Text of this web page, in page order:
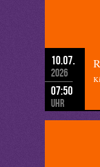
10.07.
2026
07:50
Uhr